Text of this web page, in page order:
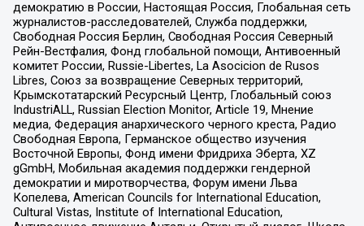
демократию в России, Настоящая Россия, Глобальная сеть
журналистов-расследователей, Служба поддержки,
Свободная Россия Берлин, Свободная Россия Северный
Рейн-Вестфалия, Фонд глобальной помощи, Антивоенный
комитет России, Russie-Libertes, La Asocicion de Rusos
Libres, Союз за возвращение Северных территорий,
Крымскотатарский Ресурсный Центр, Глобальный союз
IndustriALL, Russian Election Monitor, Article 19, Мнение
медиа, Федерация анархического черного креста, Радио
Свободная Европа, Германское общество изучения
Восточной Европы, Фонд имени Фридриха Эберта, XZ
gGmbH, Мобильная академия поддержки гендерной
демократии и миротворчества, Форум имени Льва
Копелева, American Councils for International Education,
Cultural Vistas, Institute of International Education,